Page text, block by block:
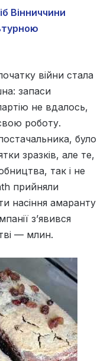
Вінниччини
війни стала
запаси
не вдалось,
роботу.
було
зразків, але те,
так і не
прийняли
насіння амаранту
з’явився
— млин.